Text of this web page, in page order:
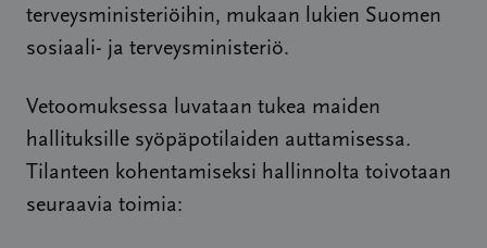
terveysministeriöihin, mukaan lukien Suomen
sosiaali- ja terveysministeriö.
Vetoomuksessa luvataan tukea maiden
hallituksille syöpäpotilaiden auttamisessa.
Tilanteen kohentamiseksi hallinnolta toivotaan
seuraavia toimia: